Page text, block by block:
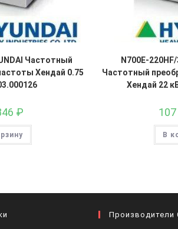
Частотный
Хендай 0.75
₽
N700E-220HF/
Частотный
Хендай 22
107
В
Производители